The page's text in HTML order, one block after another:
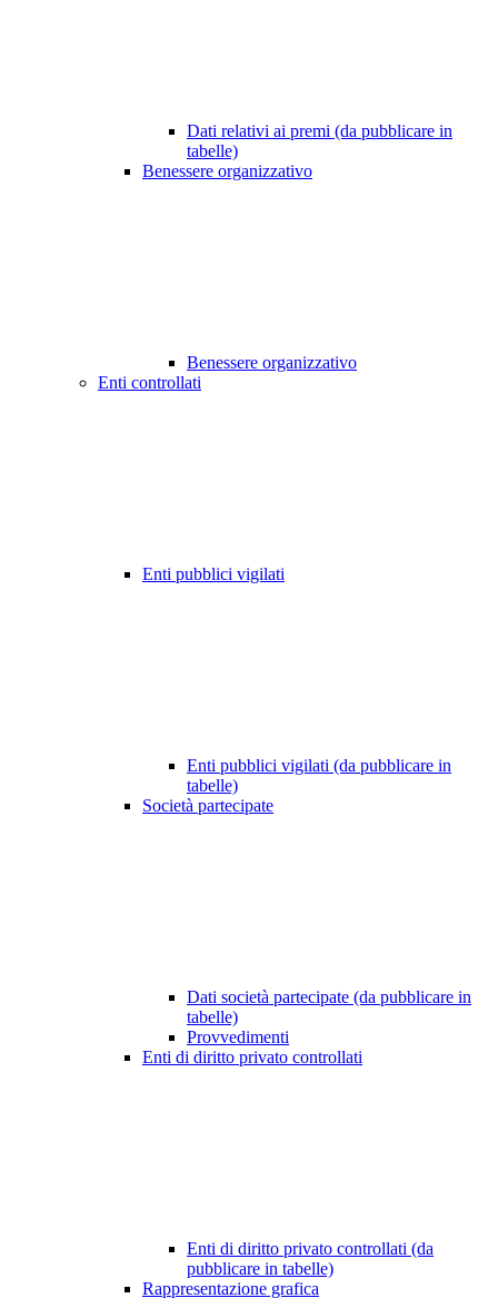
Dati relativi ai premi (da pubblicare in
tabelle)
Benessere organizzativo
Benessere organizzativo
Enti controllati
Enti pubblici vigilati
Enti pubblici vigilati (da pubblicare in
tabelle)
Società partecipate
Dati società partecipate (da pubblicare in
tabelle)
Provvedimenti
Enti di diritto privato controllati
Enti di diritto privato controllati (da
pubblicare in tabelle)
Rappresentazione grafica